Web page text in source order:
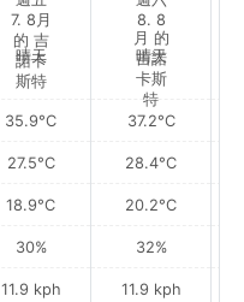
晴天
35.9°C
27.5°C
18.9°C
30%
11.9 kph
晴天
37.2°C
28.4°C
20.2°C
32%
11.9 kph